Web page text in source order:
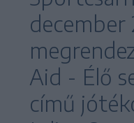
december
Aid - Élő
című